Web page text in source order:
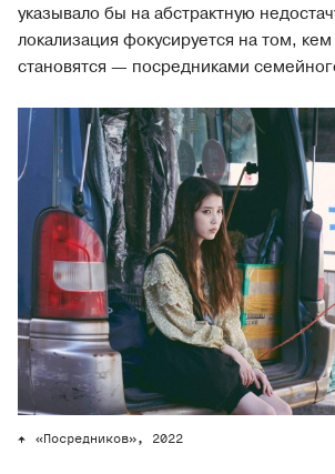
указывало бы на абстрактную
локализация фокусируется на том,
становятся — посредниками
«Посредников», 2022